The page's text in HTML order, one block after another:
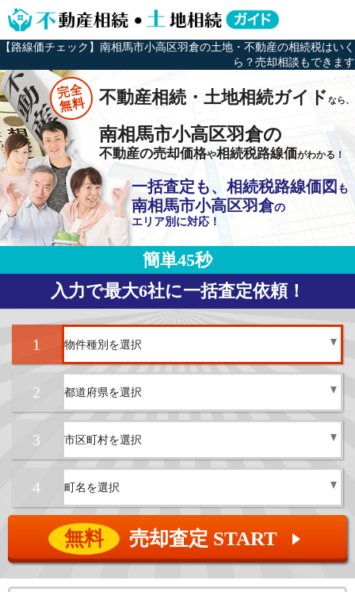
【路線価チェック】南相馬市小高区羽倉の土地・不動産の相続税はいく
ら？売却相談もできます
完全
無料 不動産相続・土地相続ガイドなら、
南相馬市小高区羽倉の
不動産の売却価格や相続税路線価がわかる！
一括査定も、相続税路線価図 も
南相馬市小高区羽倉の
エリア別に対応！
簡単45秒
入力で最大6社に一括査定依頼！
1
2
3
4
無料 売却査定 START ▲